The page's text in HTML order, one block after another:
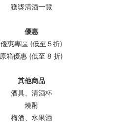
獲獎清酒一覽
優惠
優惠專區 (低至５折)
原箱優惠 (低至 8 折)
其他商品
酒具、清酒杯
燒酎
梅酒、水果酒